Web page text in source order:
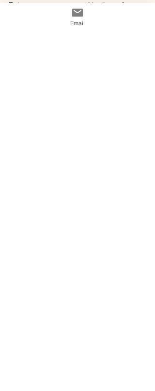
Qui sommes-
instagram
Livraisons & retours
Email